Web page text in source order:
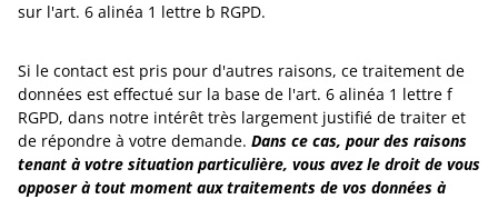
sur l'art. 6 alinéa 1 lettre b RGPD.
Si le contact est pris pour d'autres raisons, ce traitement de
données est effectué sur la base de l'art. 6 alinéa 1 lettre f
RGPD, dans notre intérêt très largement justifié de traiter et
de répondre à votre demande. Dans ce cas, pour des raisons
tenant à votre situation particulière, vous avez le droit de vous
opposer à tout moment aux traitements de vos données à